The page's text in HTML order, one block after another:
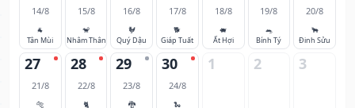
14/8
🐐
Tân Mùi
15/8
🐒
Nhâm Thân
16/8
🐓
Quý Dậu
17/8
🐕
Giáp Tuất
18/8
🐖
Ất Hợi
19/8
🐀
Bính Tý
20/8
🐂
Đinh Sửu
27
21/8
🐅
28
22/8
🐈
29
23/8
🐉
30
24/8
🐍
1 2 3